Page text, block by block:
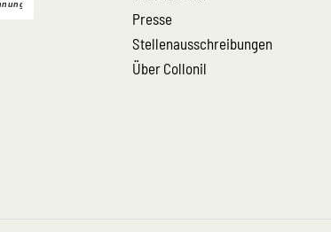
Presse
Stellenausschreibungen
Über Collonil